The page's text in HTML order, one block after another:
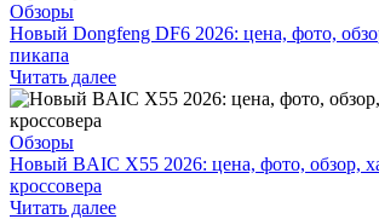
Обзоры
Новый Dongfeng DF6 2026: цена, фото,
пикапа
Читать далее
Обзоры
Новый BAIC X55 2026: цена, фото, обзор,
кроссовера
Читать далее